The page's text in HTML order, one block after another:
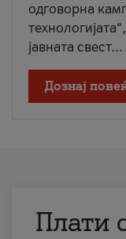
одговорна
јавната свест...
Дознај
Плати